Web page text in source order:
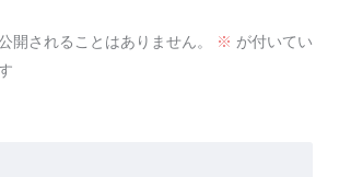
開されることはありません。 ※ が付いてい